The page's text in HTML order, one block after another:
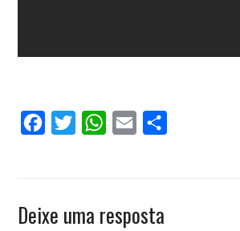
FacebookTwitter WhatsApp
Email
Deixe uma resposta